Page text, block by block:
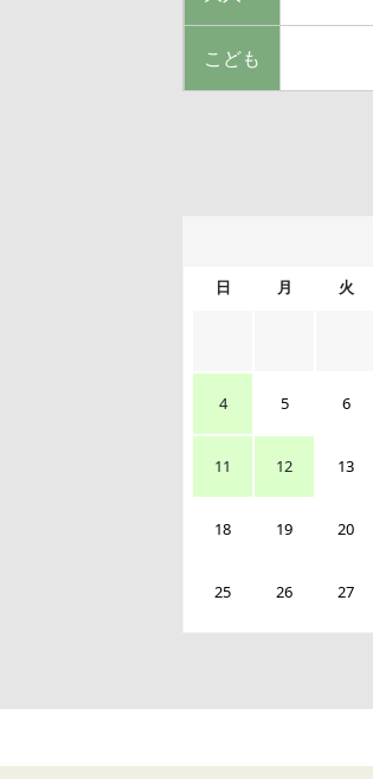
こども
日 月 火
4 5 6
11 12 13
18 19 20
25 26 27